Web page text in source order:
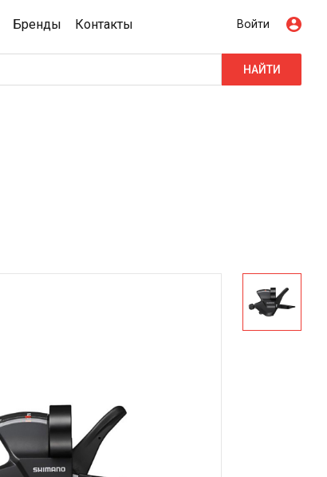
Бренды Контакты Войти
НАЙТИ